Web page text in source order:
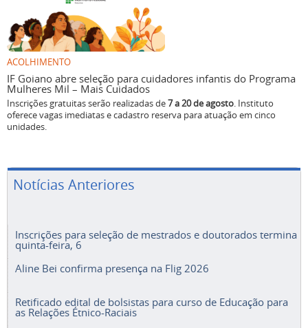
ACOLHIMENTO
IF Goiano abre seleção para cuidadores infantis do Programa
Mulheres Mil – Mais Cuidados
Inscrições gratuitas serão realizadas de7 a 20 de agosto. Instituto
oferece vagas imediatas e cadastro reserva para atuação em cinco
unidades.
Notícias Anteriores
Inscrições para seleção de mestrados e doutorados termina
quinta-feira, 6
Aline Bei confirma presença na Flig 2026
Retificado edital de bolsistas para curso de Educação para
as Relações Étnico-Raciais